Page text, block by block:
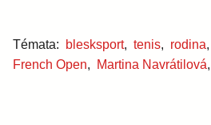
Témata: blesksport, tenis, rodina,
French Open, Martina Navrátilová,